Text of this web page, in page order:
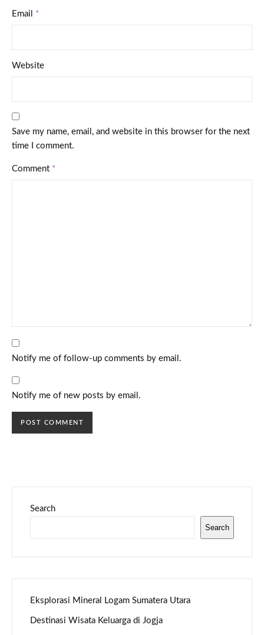
Email *
Website
Save my name, email, and website in this browser for the next
time I comment.
Comment *
Notify me of follow-up comments by email.
Notify me of new posts by email.
Search
Search
Eksplorasi Mineral Logam Sumatera Utara
Destinasi Wisata Keluarga di Jogja